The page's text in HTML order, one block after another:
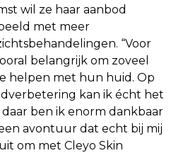
wil ze haar aanbod
met meer
“Voor
belangrijk om zoveel
helpen met hun huid. Op
kan ik écht het
ben ik enorm dankbaar
avontuur dat echt bij mij
om met Cleyo Skin